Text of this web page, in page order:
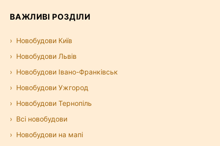
ВАЖЛИВІ РОЗДІЛИ
Новобудови Київ
Новобудови Львів
Новобудови Івано-Франківськ
Новобудови Ужгород
Новобудови Тернопіль
Всі новобудови
Новобудови на мапі